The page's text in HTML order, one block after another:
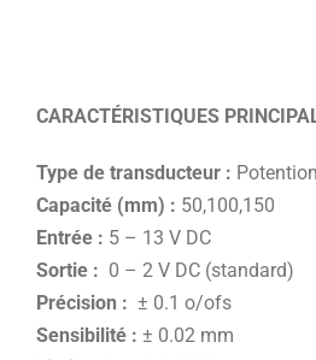
CARACTÉRISTIQUES
Type de transducteur :
Capacité (mm) : 50,100,150
Entrée : 5 – 13 V DC
Sortie : 0 – 2 V DC (standard)
Précision : ± 0.1 o/ofs
Sensibilité : ± 0.02 mm